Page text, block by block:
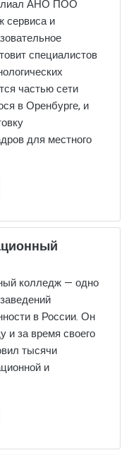
АНО ПОО
сервиса и
специалистов
частью сети
в Оренбурге, и
для местного
колледж — одно
в России. Он
и за время своего
тысячи
и